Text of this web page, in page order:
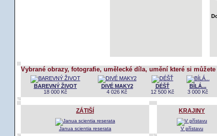
Vybrané obrazy, fotografie, umělecké díla, umění které si
BAREVNÝ ŽIVOT
18 000 Kč
DIVÉ MAKY2
4 026 Kč
DÉŠŤ
12 500 Kč
BÍLÁ...
3 000 Kč
ZÁTIŠÍ
Janua scientia reserata
KRAJINY
V přístavu